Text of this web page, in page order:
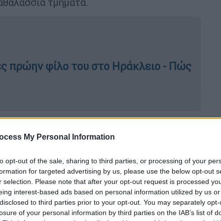
My Personal Information
opt-out of the sale, sharing to third parties, or processing of your
for targeted advertising by us, please use the below opt-out
selection. Please note that after your opt-out request is processed
interest-based ads based on personal information utilized by us
to third parties prior to your opt-out. You may separately
of your personal information by third parties on the IAB’s list of
πρώην φίλο του στο Ηράκλειο - Πώς
ότι στην κεντρική Πελοπόννησο και στο
κάτω από το μηδέν, ενώ πολύ κρύος
από τη Φλώρινα.
θα ανέβει πολύ και θα φτάσει ακόμα
που θέλει μεγάλο θερμοκρασιακό